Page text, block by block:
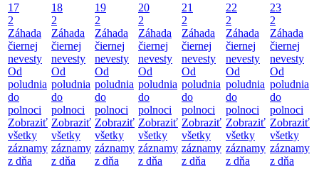
17
2
Záhada
čiernej
nevesty
Od
poludnia
do
polnoci
Zobraziť
všetky
záznamy
z dňa
18
2
Záhada
čiernej
nevesty
Od
poludnia
do
polnoci
Zobraziť
všetky
záznamy
z dňa
19
2
Záhada
čiernej
nevesty
Od
poludnia
do
polnoci
Zobraziť
všetky
záznamy
z dňa
20
2
Záhada
čiernej
nevesty
Od
poludnia
do
polnoci
Zobraziť
všetky
záznamy
z dňa
21
2
Záhada
čiernej
nevesty
Od
poludnia
do
polnoci
Zobraziť
všetky
záznamy
z dňa
22
2
Záhada
čiernej
nevesty
Od
poludnia
do
polnoci
Zobraziť
všetky
záznamy
z dňa
23
2
Záhada
čiernej
nevesty
Od
poludnia
do
polnoci
Zobraziť
všetky
záznamy
z dňa